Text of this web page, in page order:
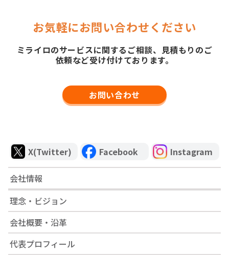
お気軽にお問い合わせください
ミライロのサービスに関するご相談、見積もりのご
依頼など受け付けております。
お問い合わせ
X(Twitter) Facebook Instagram
会社情報
理念・ビジョン
会社概要・沿革
代表プロフィール